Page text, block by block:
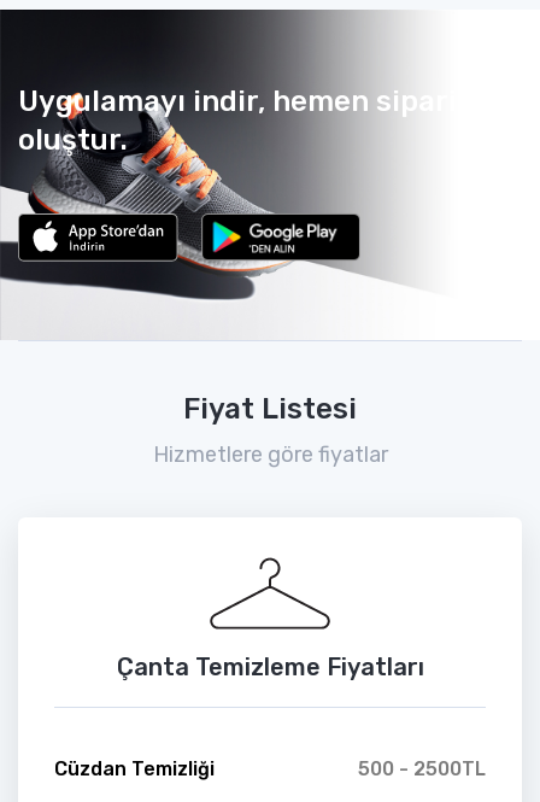
Uygulamayı indir, hemen sipariş
oluştur.
Fiyat Listesi
Hizmetlere göre fiyatlar
Çanta Temizleme Fiyatları
Cüzdan Temizliği 500 - 2500TL